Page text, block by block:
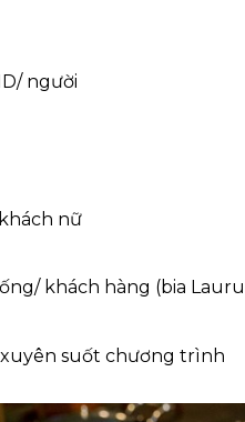
người
nữ
khách hàng (bia
suốt chương trình